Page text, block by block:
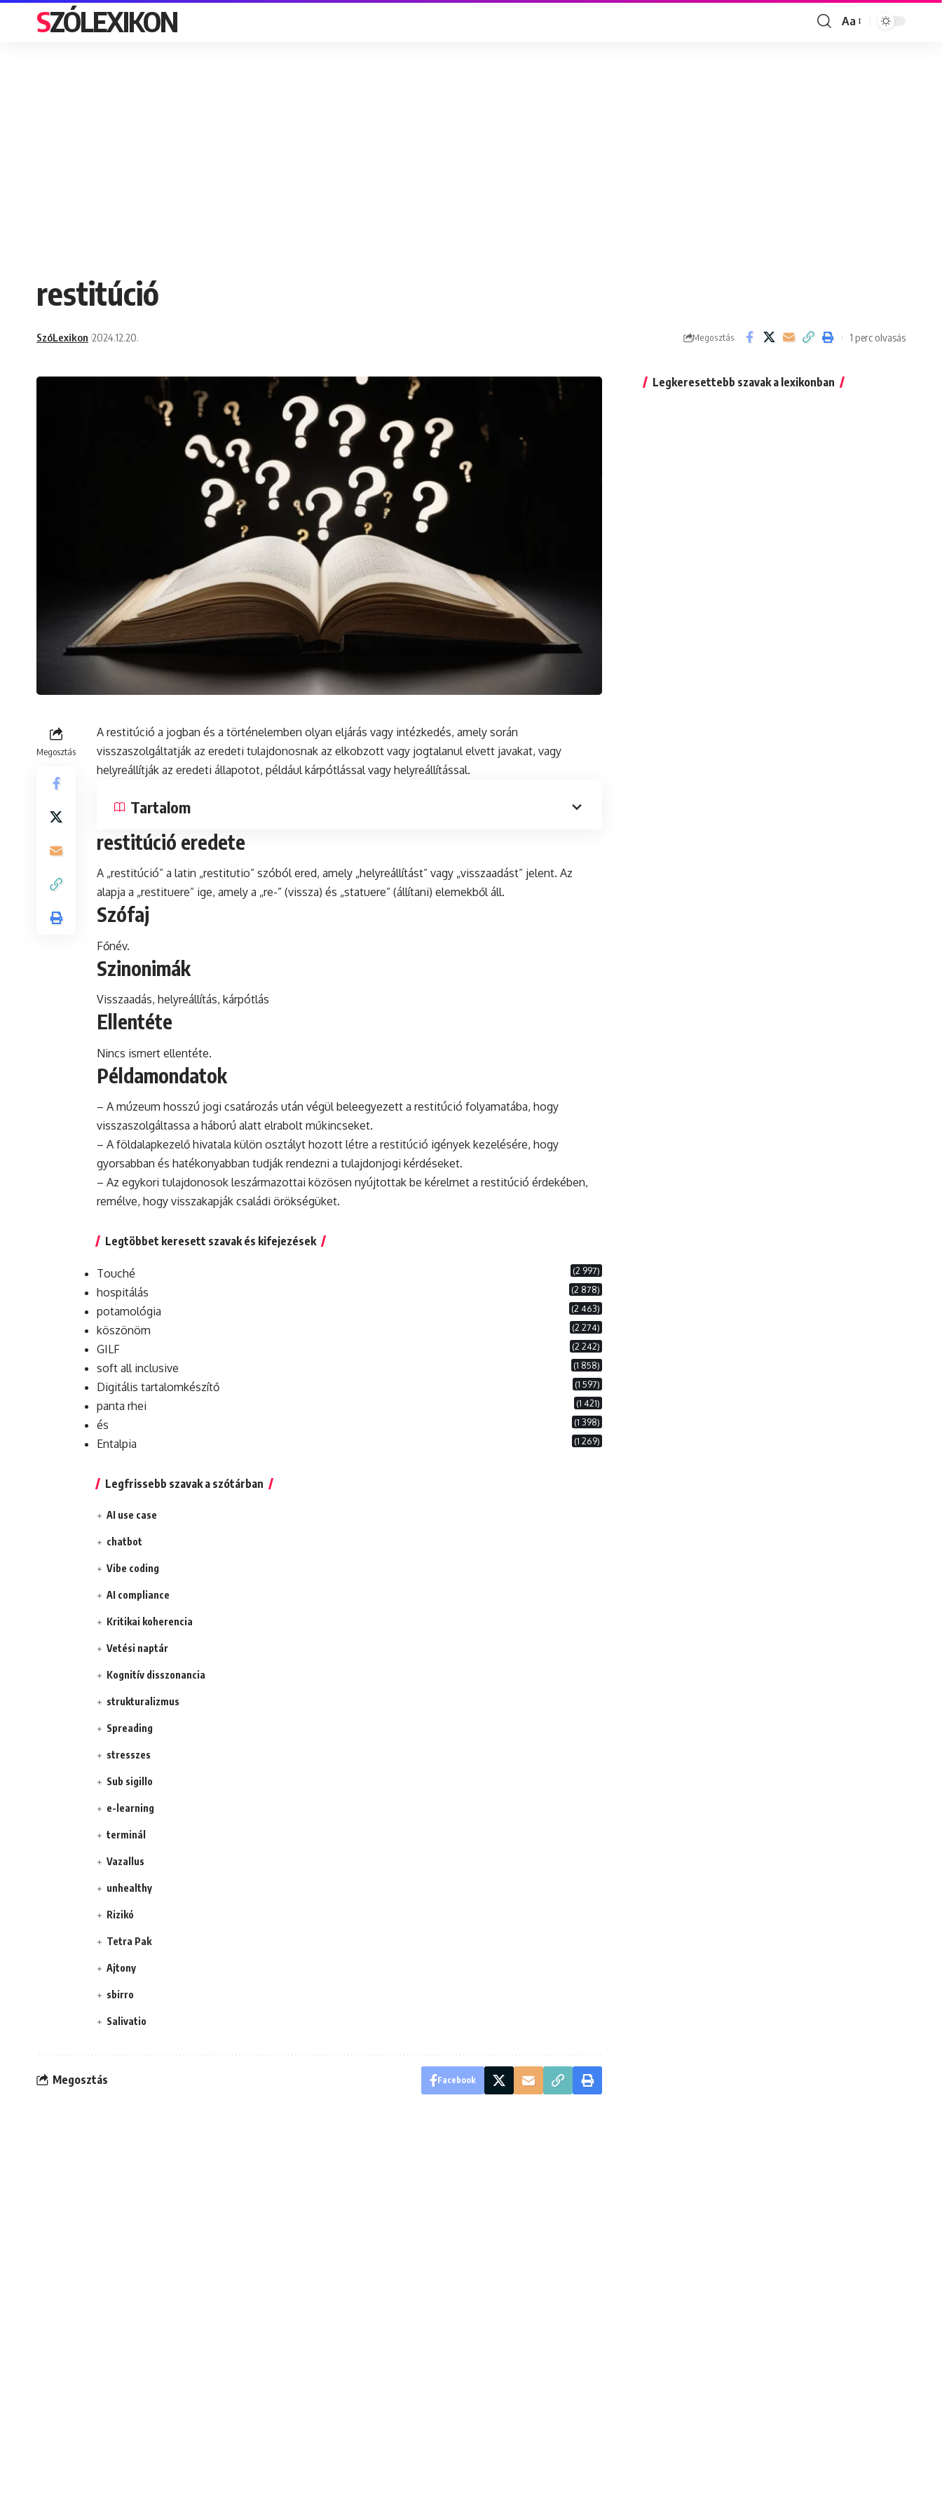
SZÓLEXIKON
Font
Aa
restitúció
SzóLexikon 2024.12.20. Megosztás 1 perc olvasás
Megosztás
A restitúció a jogban és a történelemben olyan eljárás vagy intézkedés, amely során
visszaszolgáltatják az eredeti tulajdonosnak az elkobzott vagy jogtalanul elvett javakat, vagy
helyreállítják az eredeti állapotot, például kárpótlással vagy helyreállítással.
Tartalom
restitúció eredete
A „restitúció” a latin „restitutio” szóból ered, amely „helyreállítást” vagy „visszaadást” jelent. Az
alapja a „restituere” ige, amely a „re-” (vissza) és „statuere” (állítani) elemekből áll.
Szófaj
Főnév.
Szinonimák
Visszaadás, helyreállítás, kárpótlás
Ellentéte
Nincs ismert ellentéte.
Példamondatok
– A múzeum hosszú jogi csatározás után végül beleegyezett a restitúció folyamatába, hogy
visszaszolgáltassa a háború alatt elrabolt műkincseket.
– A földalapkezelő hivatala külön osztályt hozott létre a restitúció igények kezelésére, hogy
gyorsabban és hatékonyabban tudják rendezni a tulajdonjogi kérdéseket.
– Az egykori tulajdonosok leszármazottai közösen nyújtottak be kérelmet a restitúció érdekében,
remélve, hogy visszakapják családi örökségüket.
Legtöbbet keresett szavak és kifejezések
Touché (2 997)
hospitálás (2 878)
potamológia (2 463)
köszönöm (2 274)
GILF (2 242)
soft all inclusive (1 858)
Digitális tartalomkészítő (1 597)
panta rhei (1 421)
és (1 398)
Entalpia (1 269)
Legfrissebb szavak a szótárban
AI use case
chatbot
Vibe coding
AI compliance
Kritikai koherencia
Vetési naptár
Kognitív disszonancia
strukturalizmus
Spreading
stresszes
Sub sigillo
e-learning
terminál
Vazallus
unhealthy
Rizikó
Tetra Pak
Ajtony
sbirro
Salivatio
Megosztás Facebook
Legkeresettebb szavak a lexikonban